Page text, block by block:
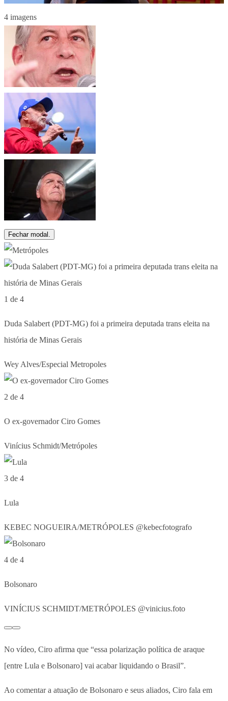
4 imagens
Fechar modal.
1 de 4
Duda Salabert (PDT-MG) foi a primeira deputada trans eleita na
história de Minas Gerais
Wey Alves/Especial Metropoles
2 de 4
O ex-governador Ciro Gomes
Vinícius Schmidt/Metrópoles
3 de 4
Lula
KEBEC NOGUEIRA/METRÓPOLES @kebecfotografo
4 de 4
Bolsonaro
VINÍCIUS SCHMIDT/METRÓPOLES @vinicius.foto
No vídeo, Ciro afirma que “essa polarização política de araque
[entre Lula e Bolsonaro] vai acabar liquidando o Brasil”.
Ao comentar a atuação de Bolsonaro e seus aliados, Ciro fala em